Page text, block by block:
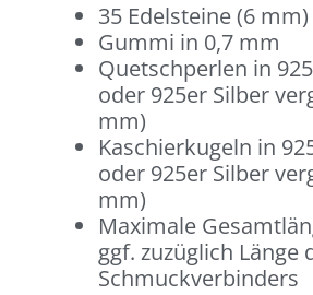
35 Edelsteine (6 mm)
Gummi in 0,7 mm
Quetschperlen in
oder 925er Silber
mm)
Kaschierkugeln in
oder 925er Silber
mm)
Maximale
ggf. zuzüglich Länge
Schmuckverbinders